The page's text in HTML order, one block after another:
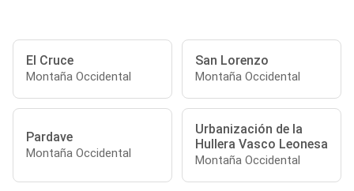
El Cruce
Montaña Occidental
San Lorenzo
Montaña Occidental
Pardave
Montaña Occidental
Urbanización de la
Hullera Vasco Leonesa
Montaña Occidental